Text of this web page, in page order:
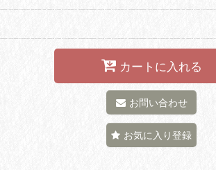
カートに入れる
お問い合わせ
お気に入り登録